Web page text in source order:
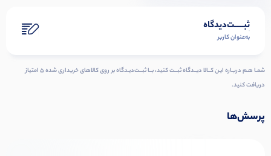
ثبـــــت‌دیدگاه
به‌عنوان کاربر
شمـا هـم دربـاره ایـن کــالا دیــدگاه ثبــت کنید، بــا ثبــت‌دیـدگاه بر روی کالاهای خریداری شده ۵ امتیاز
دریافت کنید.
پرسش‌ها